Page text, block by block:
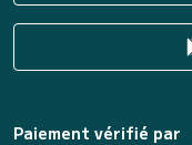
Paiement vérifié par